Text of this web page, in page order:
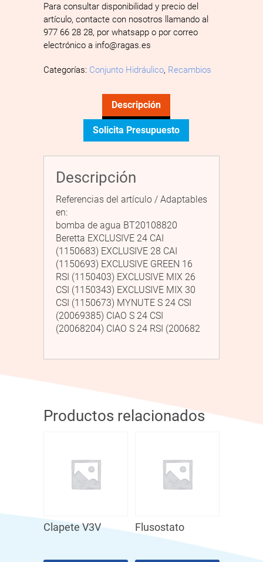
Para consultar disponibilidad y precio del
artículo, contacte con nosotros llamando al
977 66 28 28, por whatsapp o por correo
electrónico a info@ragas.es
Categorías: Conjunto Hidráulico, Recambios
Descripción
Solicita Presupuesto
Descripción
Referencias del artículo / Adaptables
en:
bomba de agua BT20108820
Beretta EXCLUSIVE 24 CAI
(1150683) EXCLUSIVE 28 CAI
(1150693) EXCLUSIVE GREEN 16
RSI (1150403) EXCLUSIVE MIX 26
CSI (1150343) EXCLUSIVE MIX 30
CSI (1150673) MYNUTE S 24 CSI
(20069385) CIAO S 24 CSI
(20068204) CIAO S 24 RSI (200682
Productos relacionados
Clapete V3V Flusostato